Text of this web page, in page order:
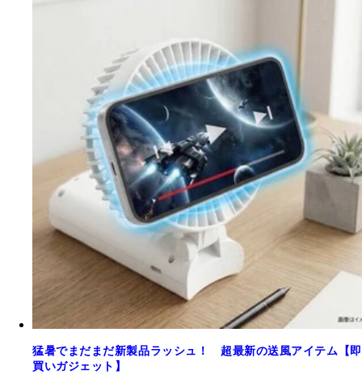
猛暑でまだまだ新製品ラッシュ！ 超最新の送風アイテム【即
買いガジェット】